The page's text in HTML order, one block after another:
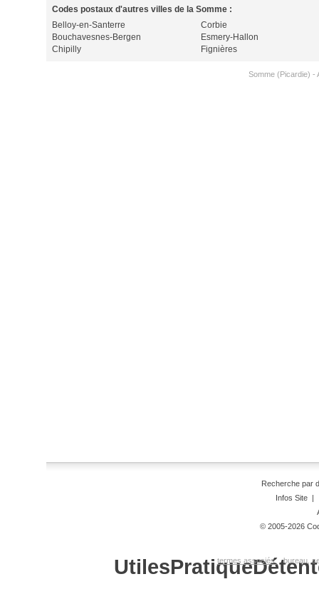
Codes postaux d'autres villes de la Somme :
Belloy-en-Santerre
Bouchavesnes-Bergen
Chipilly
Corbie
Esmery-Hallon
Fignières
Somme (Picardie) -
Recherche par
Infos Site|
© 2005-2026
termes associés: bureau,
UtilesPratique